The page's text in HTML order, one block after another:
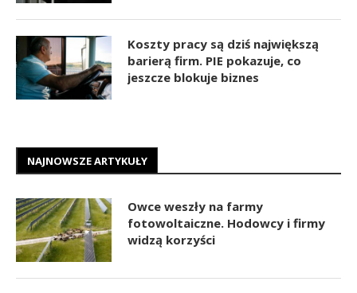
Koszty pracy są dziś największą
barierą firm. PIE pokazuje, co
jeszcze blokuje biznes
NAJNOWSZE ARTYKUŁY
Owce weszły na farmy
fotowoltaiczne. Hodowcy i firmy
widzą korzyści